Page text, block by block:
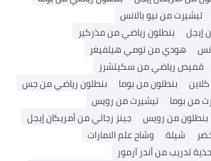
تيشيرت من نيو بالانس
إيجل
بنطلون رياضي من مذركير
هودي من تومي هيلفيغر
قميص رياضي من سكيتشرز
بنطلون من بوما
بنطلون رياضي من جس
من بوما
تيشيرت من رويس
بنطلون من رويس
جينز رجالي من أمريكان إيجل
شيلة
وشاح علم الامارات
تدريب من أندر آرمور